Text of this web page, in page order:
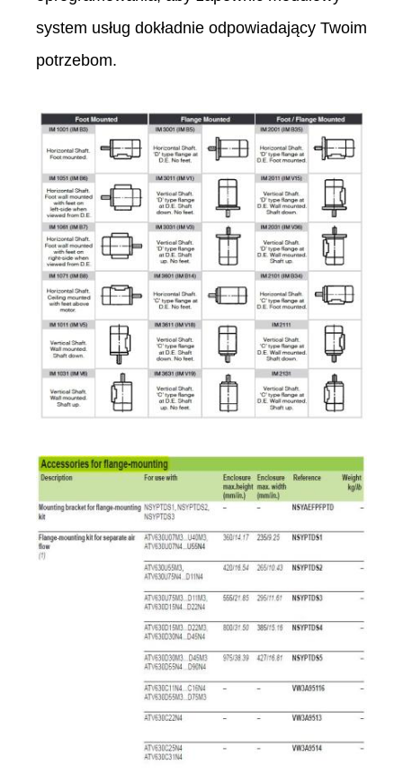
system usług dokładnie odpowiadający Twoim
potrzebom.